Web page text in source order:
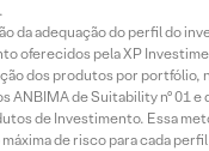
da adequação do perfil do
oferecidos pela XP
dos produtos por portfólio,
ANBIMA de Suitability nº 01 e
de Investimento. Essa
de risco para cada